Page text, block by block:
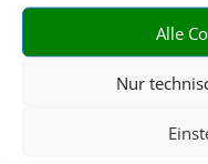
Alle
Nur